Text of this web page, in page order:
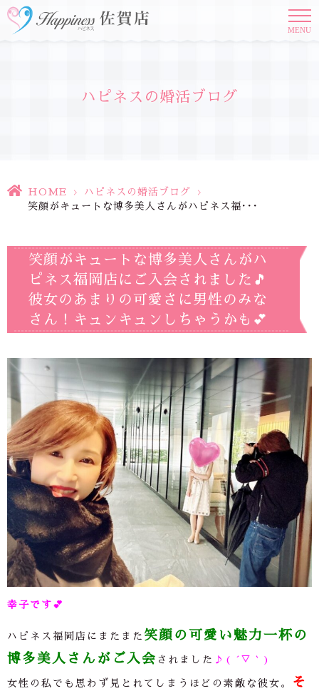
MENU
ハピネスの婚活ブログ
HOME > ハピネスの婚活ブログ
>
笑顔がキュートな博多美人さんがハピネス福･･･
笑顔がキュートな博多美人さんがハ
ピネス福岡店にご入会されました🎵
彼女のあまりの可愛さに男性のみな
さん！キュンキュンしちゃうかも💕
幸子です 💕
ハピネス福岡店にまたまた 笑顔の可愛い魅力一杯の
博多美人さんがご入会 されました ♪( ´▽｀)
女性の私でも思わず見とれてしまうほどの素敵な彼女。
そ